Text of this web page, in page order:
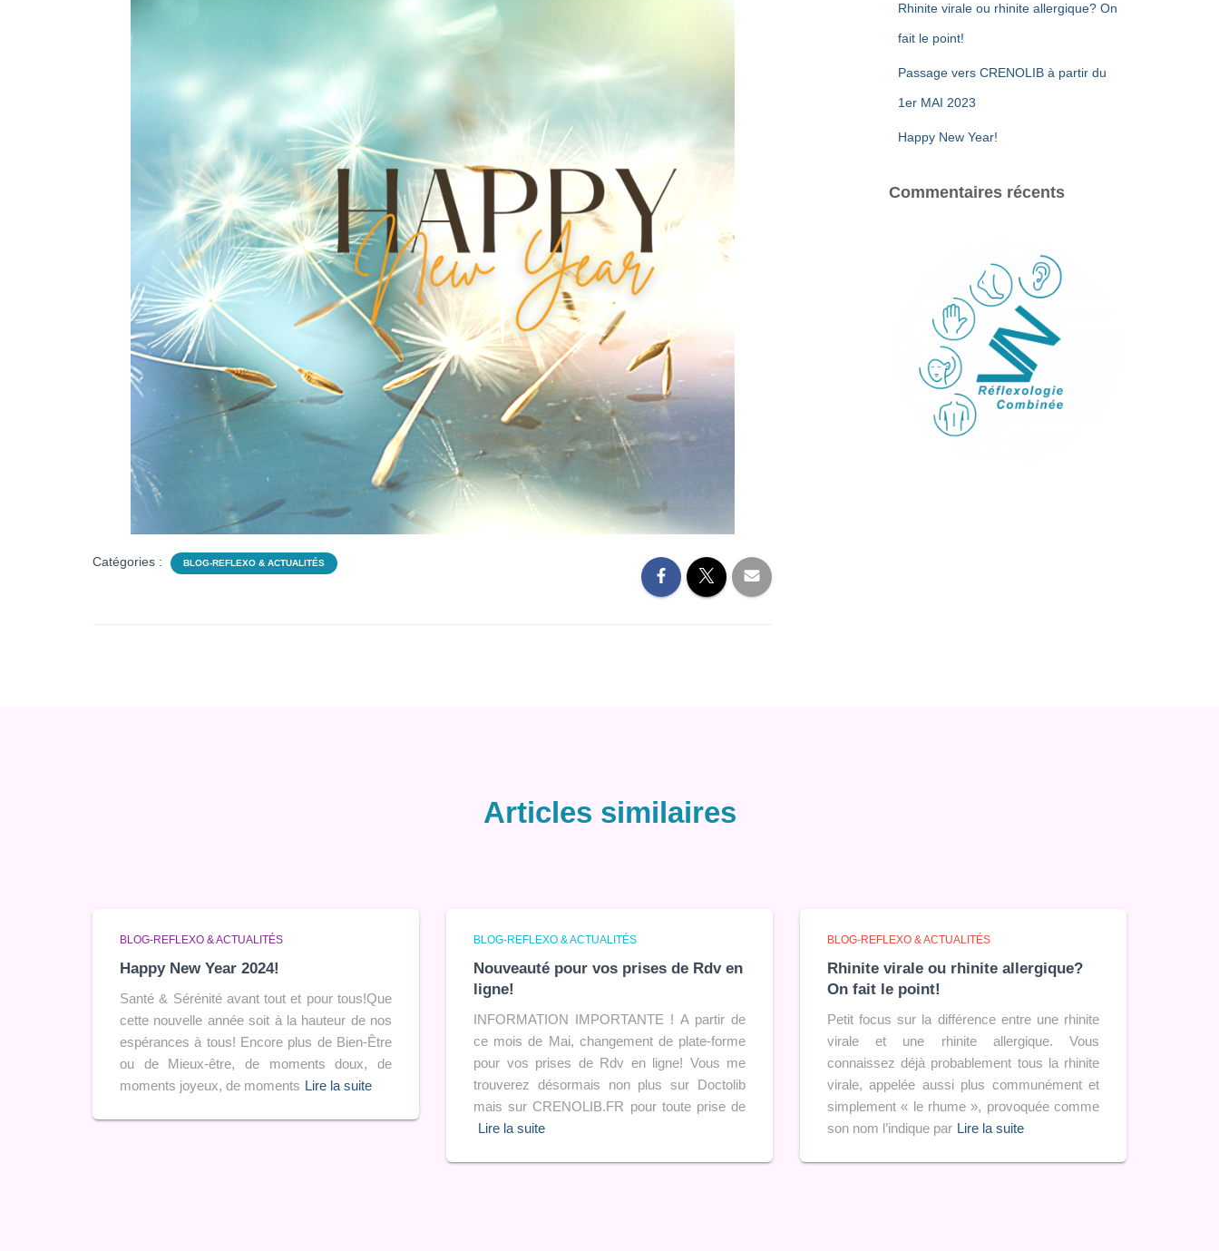
Catégories : BLOG-REFLEXO & ACTUALITÉS
Rhinite virale ou rhinite allergique? On
fait le point!
Passage vers CRENOLIB à partir du
1er MAI 2023
Happy New Year!
Commentaires récents
Articles similaires
BLOG-REFLEXO & ACTUALITÉS
Happy New Year 2024!
Santé & Sérénité avant tout et pour tous!Que
cette nouvelle année soit à la hauteur de nos
espérances à tous! Encore plus de Bien-Être
ou de Mieux-être, de moments doux, de
moments joyeux, de moments Lire la suite
BLOG-REFLEXO & ACTUALITÉS
Nouveauté pour vos prises de Rdv en
ligne!
INFORMATION IMPORTANTE ! A partir de
ce mois de Mai, changement de plate-forme
pour vos prises de Rdv en ligne! Vous me
trouverez désormais non plus sur Doctolib
mais sur CRENOLIB.FR pour toute prise de
Lire la suite
BLOG-REFLEXO & ACTUALITÉS
Rhinite virale ou rhinite allergique?
On fait le point!
Petit focus sur la différence entre une rhinite
virale et une rhinite allergique. Vous
connaissez déjà probablement tous la rhinite
virale, appelée aussi plus communément et
simplement « le rhume », provoquée comme
son nom l’indique par Lire la suite